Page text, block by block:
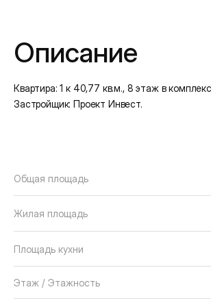
Описание
Квартира: 1 к 40,77 кв.м., 8 этаж в
Застройщик: Проект Инвест.
Общая площадь
Жилая площадь
Площадь кухни
Этаж / Этажность